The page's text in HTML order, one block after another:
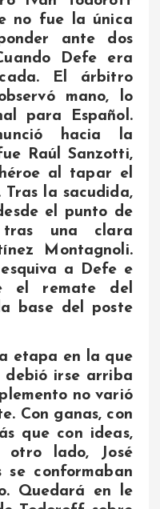
no fue la única
ante dos
Defe era
El árbitro
mano, lo
para Español.
hacia la
Raúl Sanzotti,
al tapar el
Tras la sacudida,
el punto de
una clara
Montagnoli.
a Defe e
el remate del
base del poste
etapa en la que
debió irse arriba
no varió
Con ganas, con
que con ideas,
lado, José
se conformaban
Quedará en le